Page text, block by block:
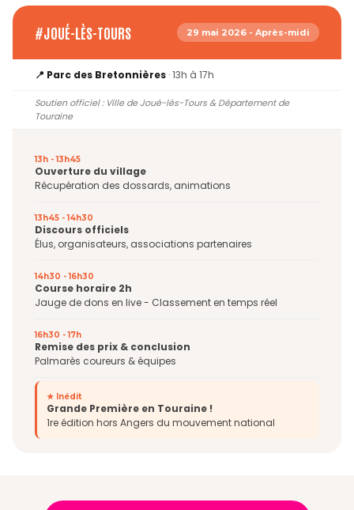
#JOUÉ-LÈS-TOURS 29 mai 2026 - Après-midi
📍 Parc des Bretonnières · 13h à 17h
Soutien officiel : Ville de Joué-lès-Tours & Département de
Touraine
13h - 13h45
Ouverture du village
Récupération des dossards, animations
13h45 - 14h30
Discours officiels
Élus, organisateurs, associations partenaires
14h30 - 16h30
Course horaire 2h
Jauge de dons en live - Classement en temps réel
16h30 - 17h
Remise des prix & conclusion
Palmarès coureurs & équipes
★ Inédit
Grande Première en Touraine !
1re édition hors Angers du mouvement national